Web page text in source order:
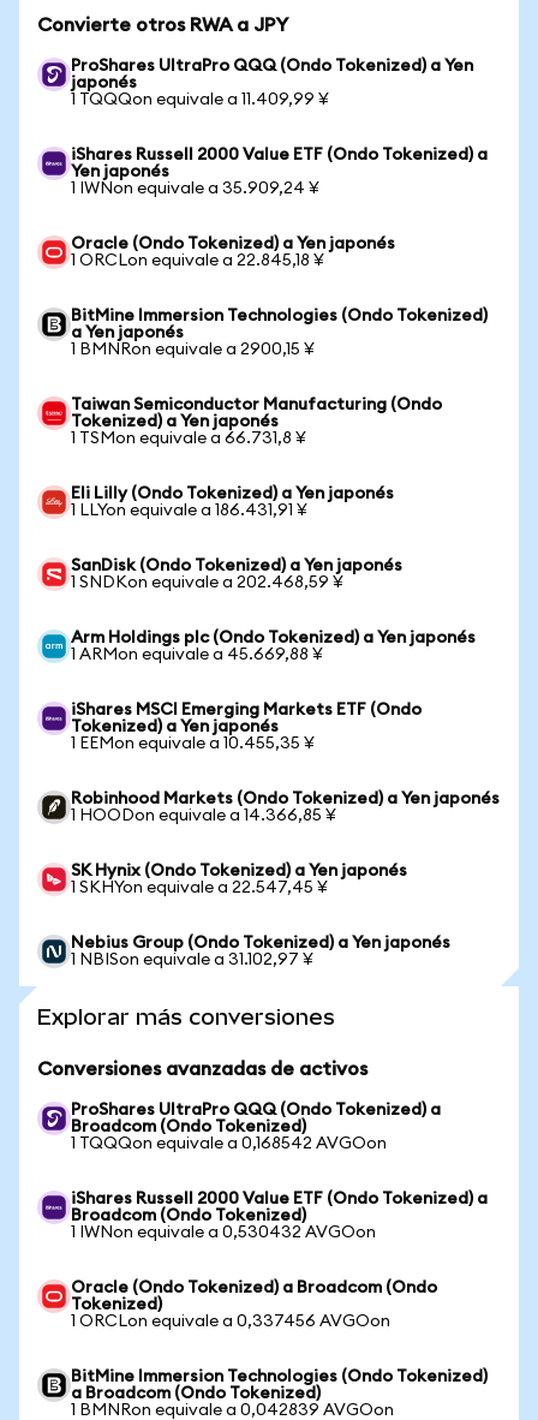
Convierte otros RWA a JPY
ProShares UltraPro QQQ (Ondo Tokenized) a Yen
japonés
1 TQQQon equivale a 11.409,99 ¥
iShares Russell 2000 Value ETF (Ondo Tokenized) a
Yen japonés
1 IWNon equivale a 35.909,24 ¥
Oracle (Ondo Tokenized) a Yen japonés
1 ORCLon equivale a 22.845,18 ¥
BitMine Immersion Technologies (Ondo Tokenized)
a Yen japonés
1 BMNRon equivale a 2900,15 ¥
Taiwan Semiconductor Manufacturing (Ondo
Tokenized) a Yen japonés
1 TSMon equivale a 66.731,8 ¥
Eli Lilly (Ondo Tokenized) a Yen japonés
1 LLYon equivale a 186.431,91 ¥
SanDisk (Ondo Tokenized) a Yen japonés
1 SNDKon equivale a 202.468,59 ¥
Arm Holdings plc (Ondo Tokenized) a Yen japonés
1 ARMon equivale a 45.669,88 ¥
iShares MSCI Emerging Markets ETF (Ondo
Tokenized) a Yen japonés
1 EEMon equivale a 10.455,35 ¥
Robinhood Markets (Ondo Tokenized) a Yen japonés
1 HOODon equivale a 14.366,85 ¥
SK Hynix (Ondo Tokenized) a Yen japonés
1 SKHYon equivale a 22.547,45 ¥
Nebius Group (Ondo Tokenized) a Yen japonés
1 NBISon equivale a 31.102,97 ¥
Explorar más conversiones
Conversiones avanzadas de activos
ProShares UltraPro QQQ (Ondo Tokenized) a
Broadcom (Ondo Tokenized)
1 TQQQon equivale a 0,168542 AVGOon
iShares Russell 2000 Value ETF (Ondo Tokenized) a
Broadcom (Ondo Tokenized)
1 IWNon equivale a 0,530432 AVGOon
Oracle (Ondo Tokenized) a Broadcom (Ondo
Tokenized)
1 ORCLon equivale a 0,337456 AVGOon
BitMine Immersion Technologies (Ondo Tokenized)
a Broadcom (Ondo Tokenized)
1 BMNRon equivale a 0,042839 AVGOon